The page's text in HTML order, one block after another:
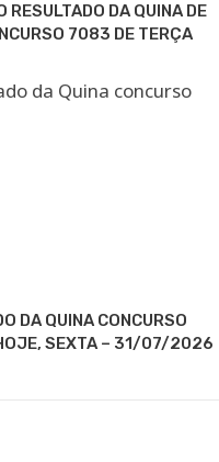
RESULTADO DA QUINA DE
7083 DE TERÇA
DA QUINA CONCURSO
SEXTA – 31/07/2026